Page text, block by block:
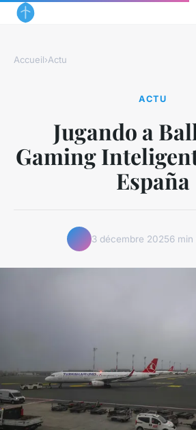
Accueil›Actu
ACTU
Jugando a
Gaming
España
3 décembre 20256 min